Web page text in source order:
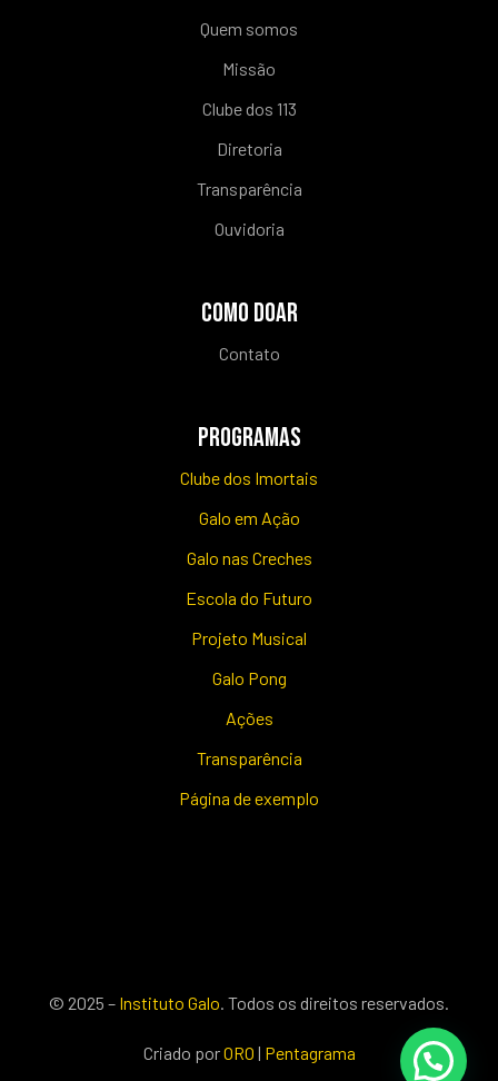
Quem somos
Missão
Clube dos 113
Diretoria
Transparência
Ouvidoria
COMO DOAR
Contato
PROGRAMAS
Clube dos Imortais
Galo em Ação
Galo nas Creches
Escola do Futuro
Projeto Musical
Galo Pong
Ações
Transparência
Página de exemplo
© 2025 – Instituto Galo . Todos os direitos reservados.
Criado porORO | Pentagrama